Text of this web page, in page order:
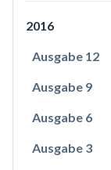
2016
Ausgabe 12
Ausgabe 9
Ausgabe 6
Ausgabe 3